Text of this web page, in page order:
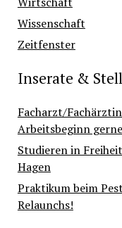
Wissenschaft
Zeitfenster
Inserate &
Facharzt/
Arbeitsbeginn
Studieren in
Hagen
Praktikum beim
Relaunchs!